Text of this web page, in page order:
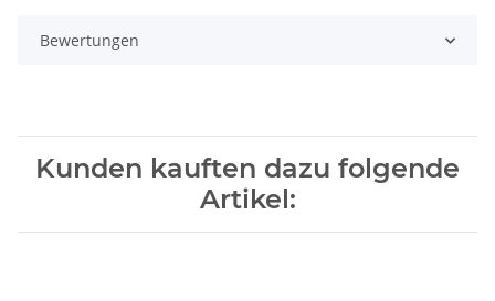
Bewertungen
Kunden kauften dazu folgende
Artikel: